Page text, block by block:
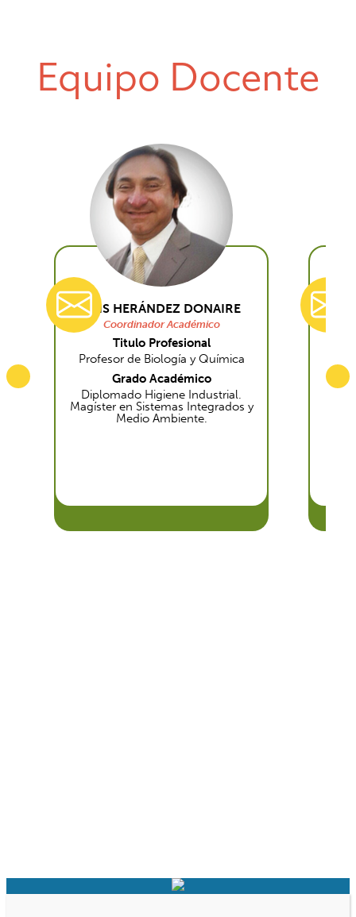
Equipo Docente
LUIS HERÁNDEZ DONAIRE
Coordinador Académico
Titulo Profesional
Profesor de Biología y Química
Grado Académico
Diplomado Higiene Industrial.
Magíster en Sistemas Integrados y
Medio Ambiente.
luis.hernandez@uantof.cl